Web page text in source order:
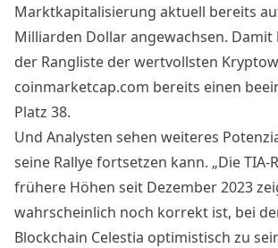
Marktkapitalisierung aktuell bereits
Milliarden Dollar angewachsen. Damit
der Rangliste der wertvollsten
coinmarketcap.com bereits einen
Platz 38.
Und Analysten sehen weiteres
seine Rallye fortsetzen kann. „Die TIA-
frühere Höhen seit Dezember 2023
wahrscheinlich noch korrekt ist, bei
Blockchain Celestia optimistisch zu